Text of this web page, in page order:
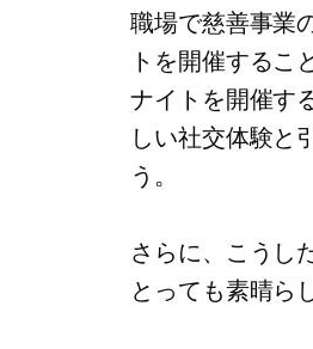
職場で慈善事業
トを開催するこ
ナイトを開催す
しい社交体験と
う。
さらに、こうし
とっても素晴ら